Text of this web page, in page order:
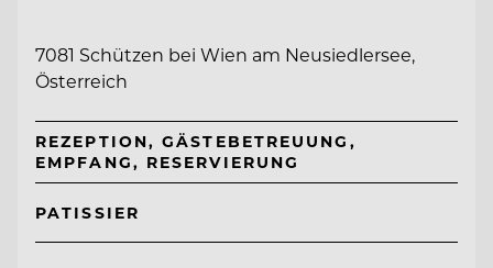
7081 Schützen bei Wien am Neusiedlersee,
Österreich
REZEPTION, GÄSTEBETREUUNG,
EMPFANG, RESERVIERUNG
PATISSIER